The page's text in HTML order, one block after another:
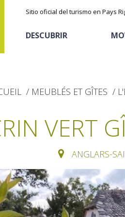
Sitio oficial del turismo en Pays
DESCUBRIR
Los parajes
naturales
El sendero etno-botanico en
"Al travers"
Cicloturismo
Actividades
Casas de huéspedes
La castaña
Descubrimiento del
MEUBLÉS ET GÎTES
VERT
ANGLARS-